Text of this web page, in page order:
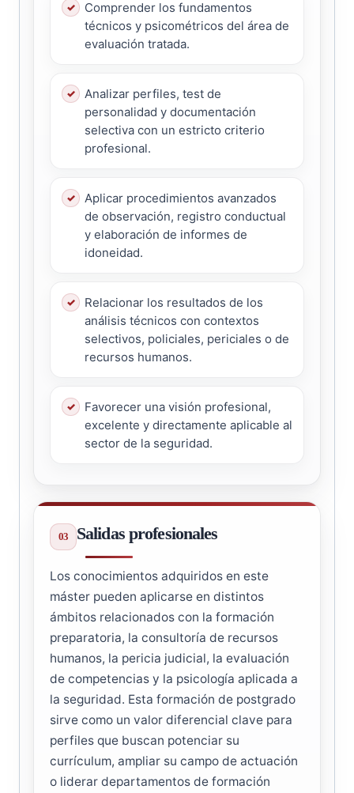
Comprender los fundamentos
técnicos y psicométricos del área de
evaluación tratada.
Analizar perfiles, test de
personalidad y documentación
selectiva con un estricto criterio
profesional.
Aplicar procedimientos avanzados
de observación, registro conductual
y elaboración de informes de
idoneidad.
Relacionar los resultados de los
análisis técnicos con contextos
selectivos, policiales, periciales o de
recursos humanos.
Favorecer una visión profesional,
excelente y directamente aplicable al
sector de la seguridad.
Salidas profesionales
Los conocimientos adquiridos en este
máster pueden aplicarse en distintos
ámbitos relacionados con la formación
preparatoria, la consultoría de recursos
humanos, la pericia judicial, la evaluación
de competencias y la psicología aplicada a
la seguridad. Esta formación de postgrado
sirve como un valor diferencial clave para
perfiles que buscan potenciar su
currículum, ampliar su campo de actuación
o liderar departamentos de formación